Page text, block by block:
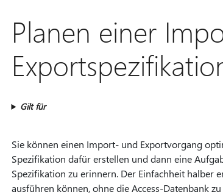
Planen einer
Gilt für
Sie können einen Import- und Exportvorgang
Spezifikation dafür erstellen und dann eine
Spezifikation zu erinnern. Der Einfachheit halber
ausführen können, ohne die Access-Datenbank